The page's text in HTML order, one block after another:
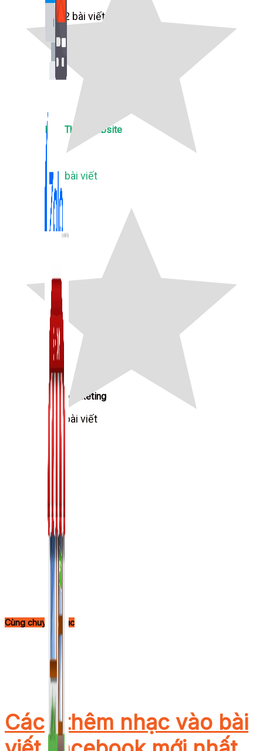
2,632 bài viết
New
Zalo Marketing
104 bài viết
New
Kiến Thức Website
309 bài viết
Cùng chuyên mục
Cách thêm nhạc vào bài